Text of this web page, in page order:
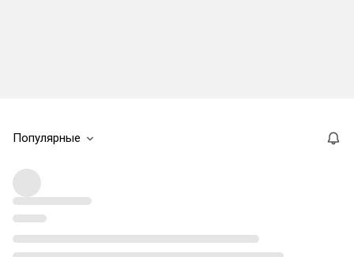
Популярные